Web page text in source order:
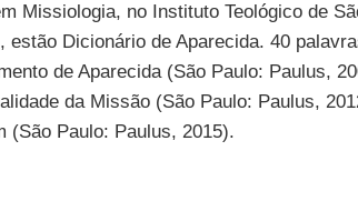
Missiologia, no Instituto Teológico de
estão Dicionário de Aparecida. 40
de Aparecida (São Paulo: Paulus,
da Missão (São Paulo: Paulus,
(São Paulo: Paulus, 2015).